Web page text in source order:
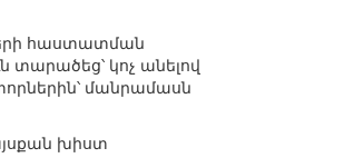
հաստատման
տարածեց՝ կոչ անելով
մանրամասն
խիստ